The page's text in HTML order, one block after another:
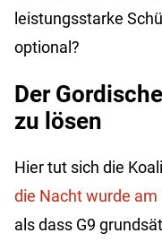
leistungsstarke
optional?
Der
zu lösen
Hier tut sich die
die Nacht wurde am
als dass G9